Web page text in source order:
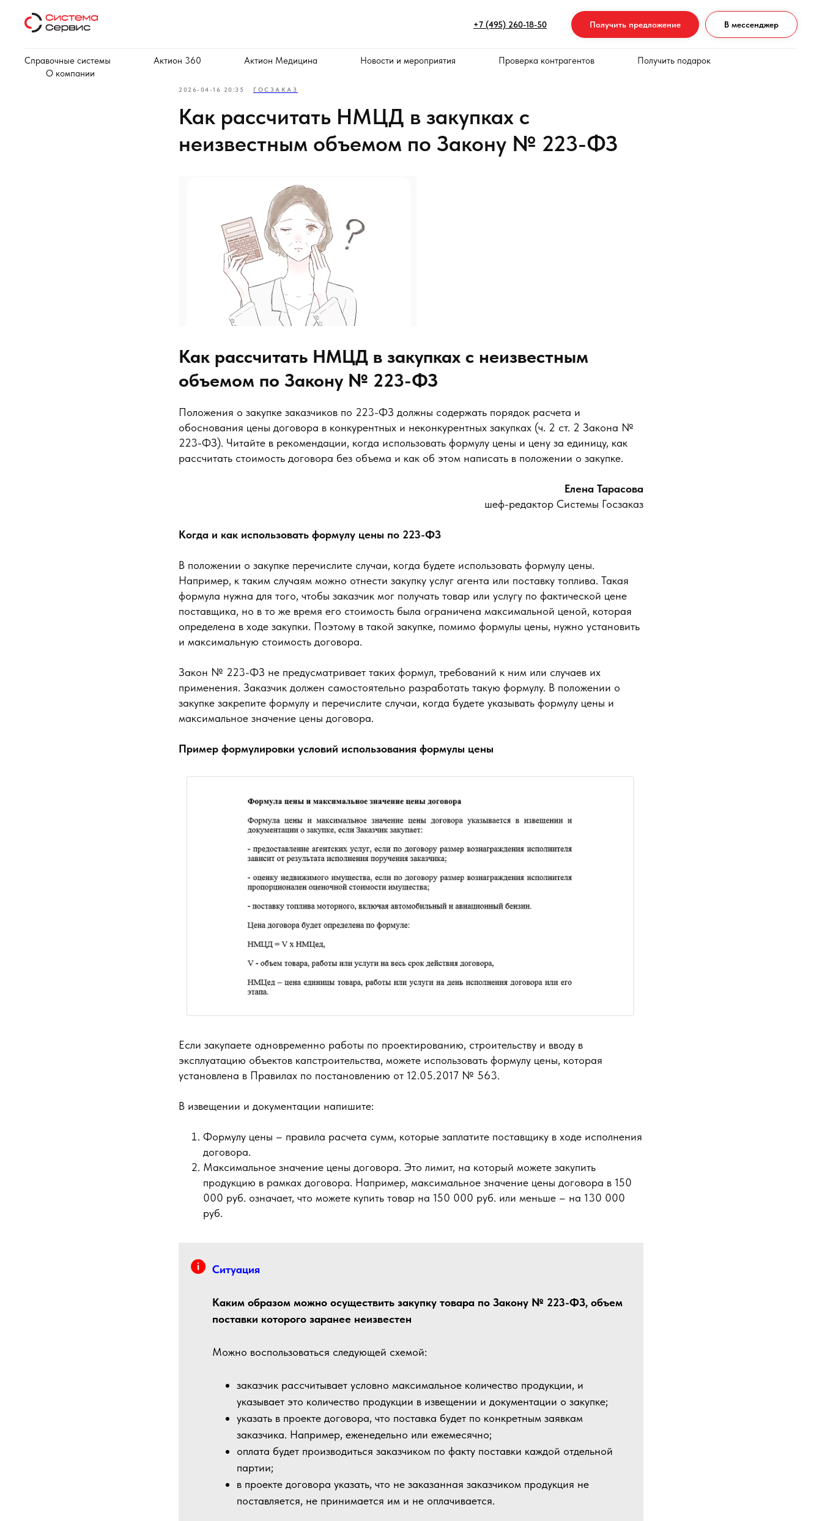
+7 (495) 260-18-50 Получить предложение В мессенджер
Справочные системы Актион 360 Актион Медицина Новости и мероприятия Проверка контрагентов
Получить подарок
О компании
2026-04-16 20:35 ГОСЗАКАЗ
Как рассчитать НМЦД в закупках с
неизвестным объемом по Закону № 223-ФЗ
Как рассчитать НМЦД в закупках с неизвестным
объемом по Закону № 223-ФЗ
Положения о закупке заказчиков по 223-ФЗ должны содержать порядок расчета и
обоснования цены договора в конкурентных и неконкурентных закупках (ч. 2 ст. 2 Закона №
223-ФЗ). Читайте в рекомендации, когда использовать формулу цены и цену за единицу, как
рассчитать стоимость договора без объема и как об этом написать в положении о закупке.
Елена Тарасова
шеф-редактор Системы Госзаказ
Когда и как использовать формулу цены по 223-ФЗ
В положении о закупке перечислите случаи, когда будете использовать формулу цены.
Например, к таким случаям можно отнести закупку услуг агента или поставку топлива. Такая
формула нужна для того, чтобы заказчик мог получать товар или услугу по фактической цене
поставщика, но в то же время его стоимость была ограничена максимальной ценой, которая
определена в ходе закупки. Поэтому в такой закупке, помимо формулы цены, нужно установить
и максимальную стоимость договора.
Закон № 223-ФЗ не предусматривает таких формул, требований к ним или случаев их
применения. Заказчик должен самостоятельно разработать такую формулу. В положении о
закупке закрепите формулу и перечислите случаи, когда будете указывать формулу цены и
максимальное значение цены договора.
Пример формулировки условий использования формулы цены
Если закупаете одновременно работы по проектированию, строительству и вводу в
эксплуатацию объектов капстроительства, можете использовать формулу цены, которая
установлена в Правилах по постановлению от 12.05.2017 № 563.
В извещении и документации напишите:
Формулу цены – правила расчета сумм, которые заплатите поставщику в ходе исполнения
договора.
Максимальное значение цены договора. Это лимит, на который можете закупить
продукцию в рамках договора. Например, максимальное значение цены договора в 150
000 руб. означает, что можете купить товар на 150 000 руб. или меньше – на 130 000
руб.
Ситуация
Каким образом можно осуществить закупку товара по Закону № 223-ФЗ, объем
поставки которого заранее неизвестен
Можно воспользоваться следующей схемой:
заказчик рассчитывает условно максимальное количество продукции, и
указывает это количество продукции в извещении и документации о закупке;
указать в проекте договора, что поставка будет по конкретным заявкам
заказчика. Например, еженедельно или ежемесячно;
оплата будет производиться заказчиком по факту поставки каждой отдельной
партии;
в проекте договора указать, что не заказанная заказчиком продукция не
поставляется, не принимается им и не оплачивается.